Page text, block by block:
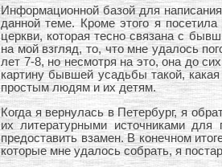
Информационной базой для
данной теме. Кроме этого я
церкви, которая тесно связана с
на мой взгляд, то, что мне удалось
лет 7-8, но несмотря на это, она до
картину бывшей усадьбы такой,
простым людям и их детям.
Когда я вернулась в Петербург, я
их литературными источниками
предоставить взамен. В конечном
которые мне удалось собрать, я